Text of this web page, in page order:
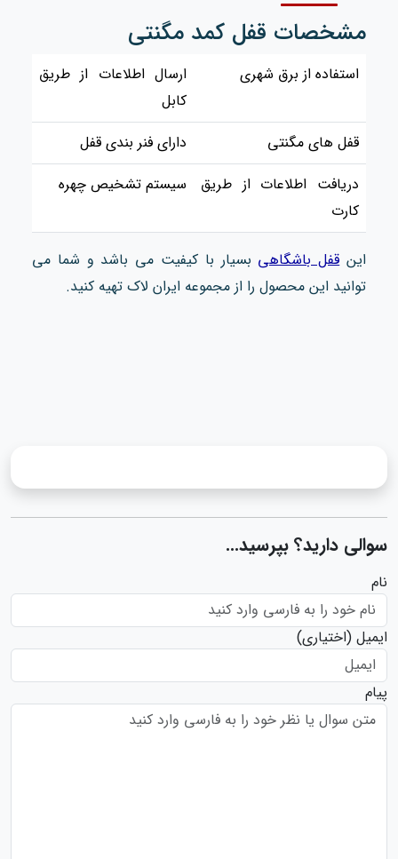
مشخصات قفل کمد مگنتی
استفاده از برق شهری
ارسال اطلاعات از طریق
کابل
قفل های مگنتی
دارای فنر بندی قفل
دریافت اطلاعات از طریق
کارت
سیستم تشخیص چهره
اینقفل باشگاهی بسیار با کیفیت می باشد و شما می
توانید این محصول را از مجموعه ایران لاک تهیه کنید.
سوالی دارید؟ بپرسید...
نام
ایمیل (اختیاری)
پیام